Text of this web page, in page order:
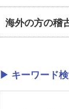
海外の方の稽
▶ キーワード